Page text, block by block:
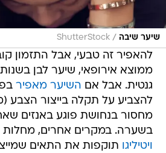
שיער שיבה /
ShutterStock
להאפיר זה טבעי, אבל התזמון
גנטית. אבל אם השיער מאפיר
להצביע על תקלה בייצור הצבע
מחסור בנחושת פוגע באנזים
בשערה. במקרים אחרים, מחלות
ויטיליגו תוקפות את התאים